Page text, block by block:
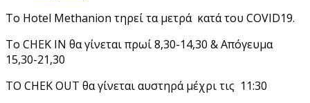
Το Hotel Methanion τηρεί τα μετρά κατά του COVID19.
Το CHEK IN θα γίνεται πρωί 8,30-14,30 & Απόγευμα
15,30-21,30
ΤΟ CHEK OUT θα γίνεται αυστηρά μέχρι τις 11:30